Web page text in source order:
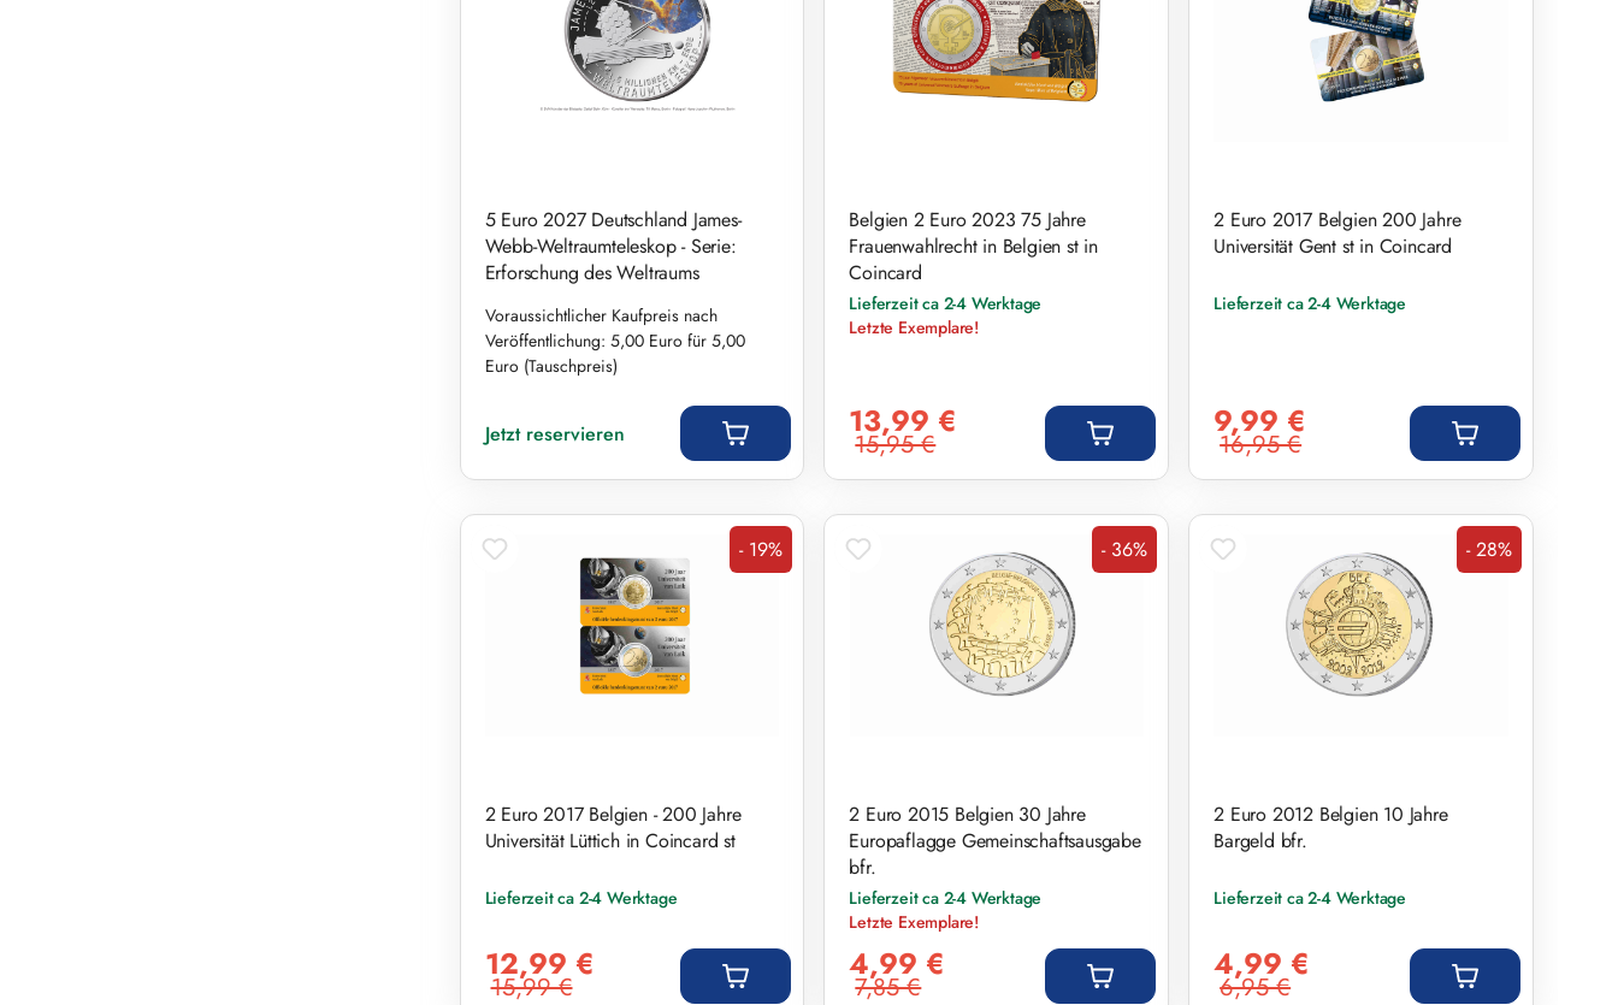
5 Euro 2027 Deutschland James-
Webb-Weltraumteleskop - Serie:
Erforschung des Weltraums
Voraussichtlicher Kaufpreis nach
Veröffentlichung: 5,00 Euro für 5,00
Euro (Tauschpreis)
Jetzt reservieren
Belgien 2 Euro 2023 75 Jahre
Frauenwahlrecht in Belgien st in
Coincard
Lieferzeit ca 2-4 Werktage
Letzte Exemplare!
13,99 €
Regulärer Preis:
15,95 €
2 Euro 2017 Belgien 200 Jahre
Universität Gent st in Coincard
Lieferzeit ca 2-4 Werktage
9,99 €
Regulärer Preis:
16,95 €
Rabatt
- 19%
2 Euro 2017 Belgien - 200 Jahre
Universität Lüttich in Coincard st
Lieferzeit ca 2-4 Werktage
12,99 €
Regulärer Preis:
15,99 €
Rabatt
- 36%
2 Euro 2015 Belgien 30 Jahre
Europaflagge Gemeinschaftsausgabe
bfr.
Lieferzeit ca 2-4 Werktage
Letzte Exemplare!
4,99 €
Regulärer Preis:
7,85 €
Rabatt
- 28%
2 Euro 2012 Belgien 10 Jahre
Bargeld bfr.
Lieferzeit ca 2-4 Werktage
4,99 €
Regulärer Preis:
6,95 €